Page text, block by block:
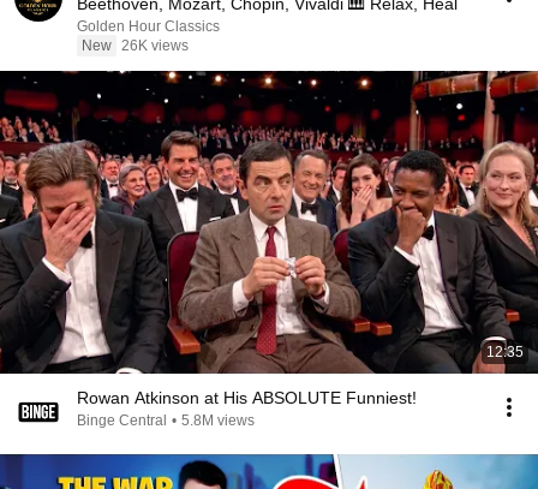
Golden Hour Classics
New 26K views
12:35
Rowan Atkinson at His ABSOLUTE Funniest!
Binge Central • 5.8M views